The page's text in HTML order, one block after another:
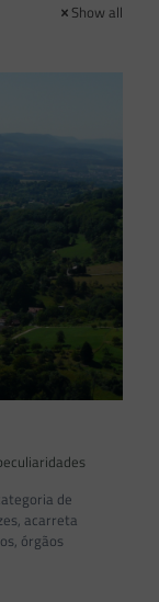
Show all
de
acarreta
órgãos